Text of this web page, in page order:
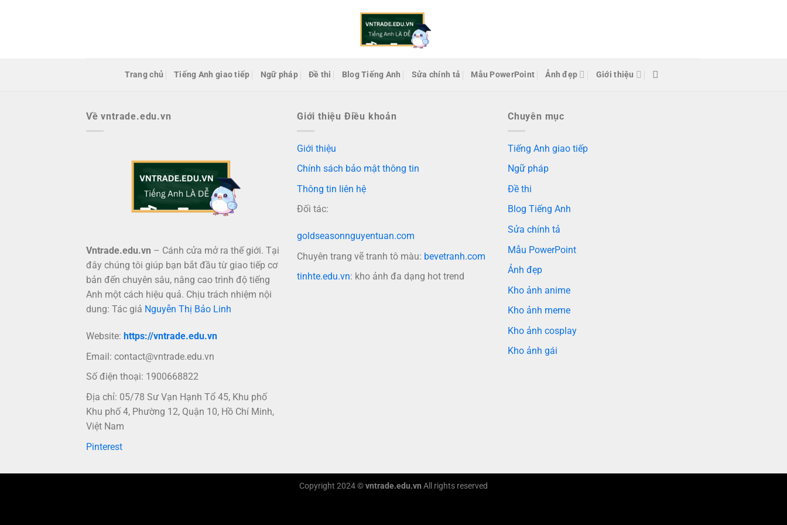
Trang chủ Tiếng Anh giao tiếp Ngữ pháp Đề thi Blog Tiếng Anh Sửa chính tả Mẫu PowerPoint Ảnh đẹp Giới thiệu
Về vntrade.edu.vn
Vntrade.edu.vn – Cánh cửa mở ra thế giới. Tại
đây chúng tôi giúp bạn bắt đầu từ giao tiếp cơ
bản đến chuyên sâu, nâng cao trình độ tiếng
Anh một cách hiệu quả. Chịu trách nhiệm nội
dung: Tác giả Nguyễn Thị Bảo Linh
Website: https://vntrade.edu.vn
Email: contact@vntrade.edu.vn
Số điện thoại: 1900668822
Địa chỉ: 05/78 Sư Vạn Hạnh Tổ 45, Khu phố
Khu phố 4, Phường 12, Quận 10, Hồ Chí Minh,
Việt Nam
Pinterest
Giới thiệu Điều khoản
Giới thiệu
Chính sách bảo mật thông tin
Thông tin liên hệ
Đối tác:
goldseasonnguyentuan.com
Chuyên trang vẽ tranh tô màu: bevetranh.com
tinhte.edu.vn: kho ảnh đa dạng hot trend
Chuyên mục
Tiếng Anh giao tiếp
Ngữ pháp
Đề thi
Blog Tiếng Anh
Sửa chính tả
Mẫu PowerPoint
Ảnh đẹp
Kho ảnh anime
Kho ảnh meme
Kho ảnh cosplay
Kho ảnh gái
Copyright 2024 ©vntrade.edu.vn All rights reserved